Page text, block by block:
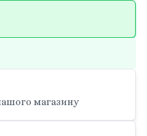
магазину